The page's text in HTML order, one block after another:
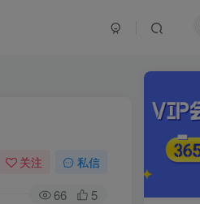
关注 私信
66 5